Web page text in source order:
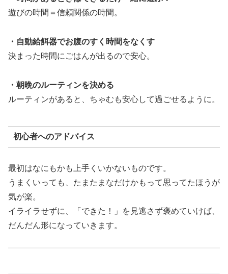
遊びの時間＝信頼関係の時間。
・自動給餌器でお腹のすく時間をなくす
決まった時間にごはんが出るので安心。
・朝晩のルーティンを決める
ルーティンがあると、ちゃむも安心して過ごせるように。
初心者へのアドバイス
最初はなにもかも上手くいかないものです。
うまくいっても、たまたまなだけかもって思ってたほうが
気が楽。
イライラせずに、「できた！」を見逃さず褒めていけば、
だんだん形になっていきます。